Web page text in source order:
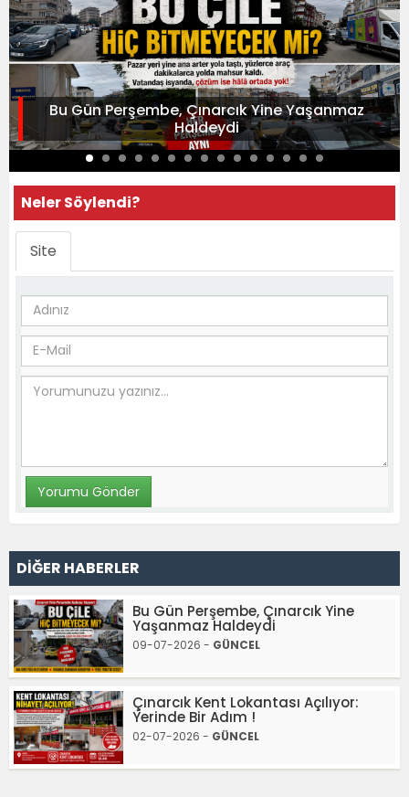
Bu Gün Perşembe, Çınarcık Yine Yaşanmaz
Haldeydi
Neler Söylendi?
Site
DİĞER HABERLER
Bu Gün Perşembe, Çınarcık Yine
Yaşanmaz Haldeydi
09-07-2026 - GÜNCEL
Çınarcık Kent Lokantası Açılıyor:
Yerinde Bir Adım !
02-07-2026 - GÜNCEL